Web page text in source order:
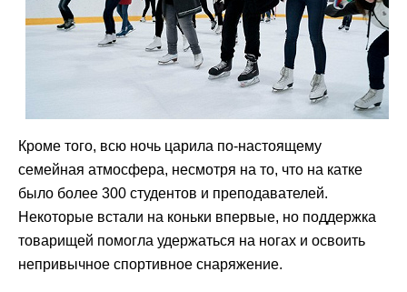
Кроме того, всю ночь царила по-настоящему
семейная атмосфера, несмотря на то, что на катке
было более 300 студентов и преподавателей.
Некоторые встали на коньки впервые, но поддержка
товарищей помогла удержаться на ногах и освоить
непривычное спортивное снаряжение.